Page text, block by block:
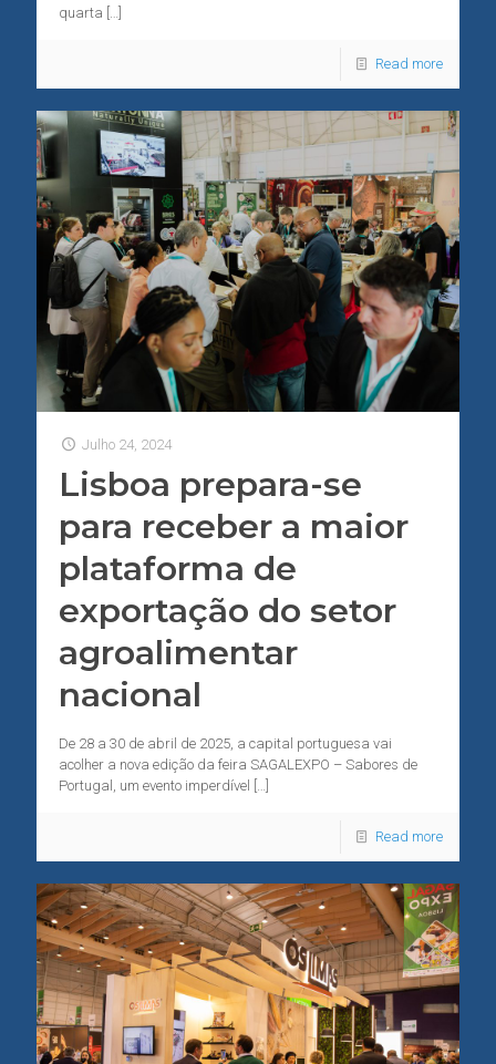
quarta […]
Read more
Julho 24, 2024
Lisboa prepara-se
para receber a maior
plataforma de
exportação do setor
agroalimentar
nacional
De 28 a 30 de abril de 2025, a capital portuguesa vai
acolher a nova edição da feira SAGALEXPO – Sabores de
Portugal, um evento imperdível […]
Read more